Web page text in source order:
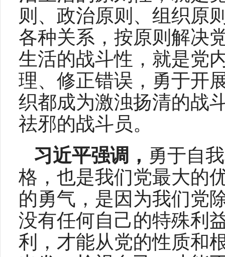
则、政治原则、组织原
各种关系，按原则解决
生活的战斗性，就是党
理、修正错误，勇于开
织都成为激浊扬清的战
祛邪的战斗员。
习近平强调， 勇于自
格，也是我们党最大的
的勇气，是因为我们党
没有任何自己的特殊利
利，才能从党的性质和